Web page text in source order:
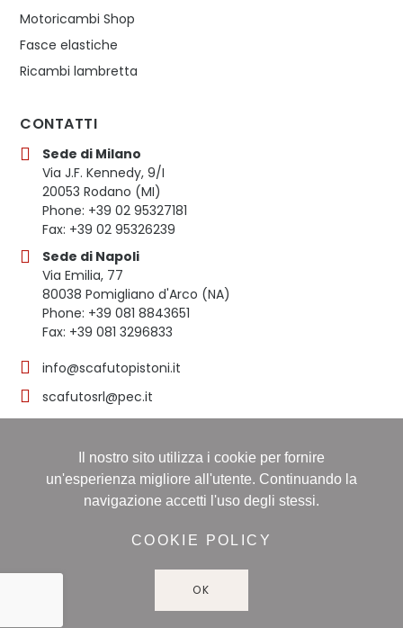
Motoricambi Shop
Fasce elastiche
Ricambi lambretta
CONTATTI
Sede di Milano
Via J.F. Kennedy, 9/I
20053 Rodano (MI)
Phone: +39 02 95327181
Fax: +39 02 95326239
Sede di Napoli
Via Emilia, 77
80038 Pomigliano d'Arco (NA)
Phone: +39 081 8843651
Fax: +39 081 3296833
info@scafutopistoni.it
scafutosrl@pec.it
© 2023 SCAFUTO S.R.L. | TUTTI I DIRITTI RISERVATI | P.
IVA 03536691219
16/11/1998, Numero REA: NA-608490 - Capitale sociale:
60.000,00 i.v
Il nostro sito utilizza i cookie per fornire
un'esperienza migliore all'utente. Continuando la
navigazione accetti l'uso degli stessi.
COOKIE POLICY
OK